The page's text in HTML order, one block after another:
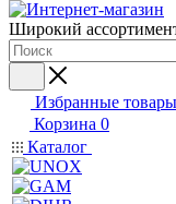
Широкий
Избранные товары
Корзина 0
Каталог